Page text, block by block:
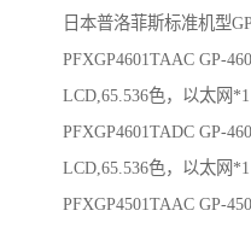
日本普洛菲斯标准机型
PFXGP4601TAAC GP-
LCD,65.536色，以太网*1
PFXGP4601TADC GP-
LCD,65.536色，以太网*1
PFXGP4501TAAC GP-